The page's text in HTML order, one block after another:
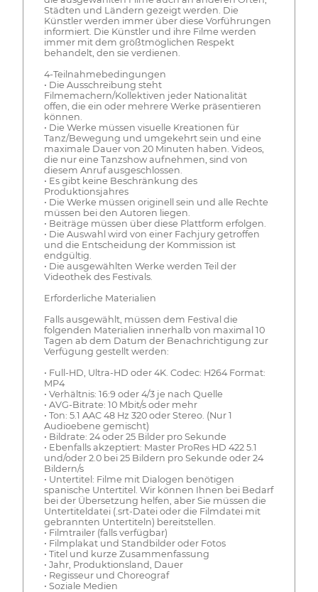
Städten und Ländern gezeigt werden. Die
Künstler werden immer über diese Vorführungen
informiert. Die Künstler und ihre Filme werden
immer mit dem größtmöglichen Respekt
behandelt, den sie verdienen.
4-Teilnahmebedingungen
• Die Ausschreibung steht
Filmemachern/Kollektiven jeder Nationalität
offen, die ein oder mehrere Werke präsentieren
können.
• Die Werke müssen visuelle Kreationen für
Tanz/Bewegung und umgekehrt sein und eine
maximale Dauer von 20 Minuten haben. Videos,
die nur eine Tanzshow aufnehmen, sind von
diesem Anruf ausgeschlossen.
• Es gibt keine Beschränkung des
Produktionsjahres
• Die Werke müssen originell sein und alle Rechte
müssen bei den Autoren liegen.
• Beiträge müssen über diese Plattform erfolgen.
• Die Auswahl wird von einer Fachjury getroffen
und die Entscheidung der Kommission ist
endgültig.
• Die ausgewählten Werke werden Teil der
Videothek des Festivals.
Erforderliche Materialien
Falls ausgewählt, müssen dem Festival die
folgenden Materialien innerhalb von maximal 10
Tagen ab dem Datum der Benachrichtigung zur
Verfügung gestellt werden:
• Full-HD, Ultra-HD oder 4K. Codec: H264 Format:
MP4
• Verhältnis: 16:9 oder 4/3 je nach Quelle
• AVG-Bitrate: 10 Mbit/s oder mehr
• Ton: 5.1 AAC 48 Hz 320 oder Stereo. (Nur 1
Audioebene gemischt)
• Bildrate: 24 oder 25 Bilder pro Sekunde
• Ebenfalls akzeptiert: Master ProRes HD 422 5.1
und/oder 2.0 bei 25 Bildern pro Sekunde oder 24
Bildern/s
• Untertitel: Filme mit Dialogen benötigen
spanische Untertitel. Wir können Ihnen bei Bedarf
bei der Übersetzung helfen, aber Sie müssen die
Untertiteldatei (.srt-Datei oder die Filmdatei mit
gebrannten Untertiteln) bereitstellen.
• Filmtrailer (falls verfügbar)
• Filmplakat und Standbilder oder Fotos
• Titel und kurze Zusammenfassung
• Jahr, Produktionsland, Dauer
• Regisseur und Choreograf
• Soziale Medien